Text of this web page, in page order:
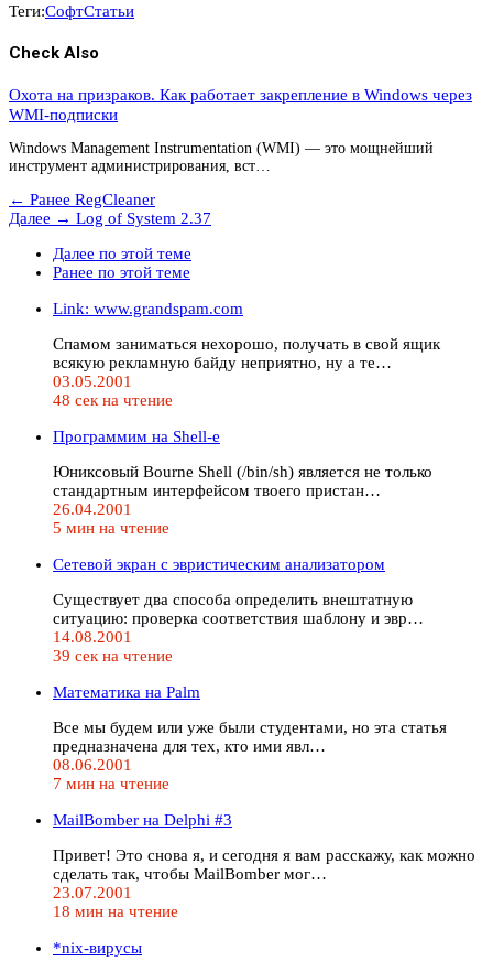
Теги:СофтСтатьи
Check Also
Охота на призраков. Как работает закрепление в Windows через
WMI-подписки
Windows Management Instrumentation (WMI) — это мощнейший
инструмент администрирования, вст…
← Ранее RegCleaner
Далее → Log of System 2.37
Далее по этой теме
Ранее по этой теме
Link: www.grandspam.com
Спамом заниматься нехорошо, получать в свой ящик
всякую рекламную байду неприятно, ну а те…
03.05.2001
48 сек на чтение
Программим на Shell-е
Юниксовый Bourne Shell (/bin/sh) является не только
стандартным интерфейсом твоего пристан…
26.04.2001
5 мин на чтение
Сетевой экран с эвристическим анализатором
Существует два способа определить внештатную
ситуацию: проверка соответствия шаблону и эвр…
14.08.2001
39 сек на чтение
Математика на Palm
Все мы будем или уже были студентами, но эта статья
предназначена для тех, кто ими явл…
08.06.2001
7 мин на чтение
MailBomber на Delphi #3
Привет! Это снова я, и сегодня я вам расскажу, как можно
сделать так, чтобы MailBomber мог…
23.07.2001
18 мин на чтение
*nix-вирусы